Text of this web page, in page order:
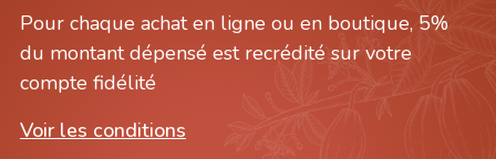
Pour chaque achat en ligne ou en boutique, 5%
du montant dépensé est recrédité sur votre
compte fidélité
Voir les conditions